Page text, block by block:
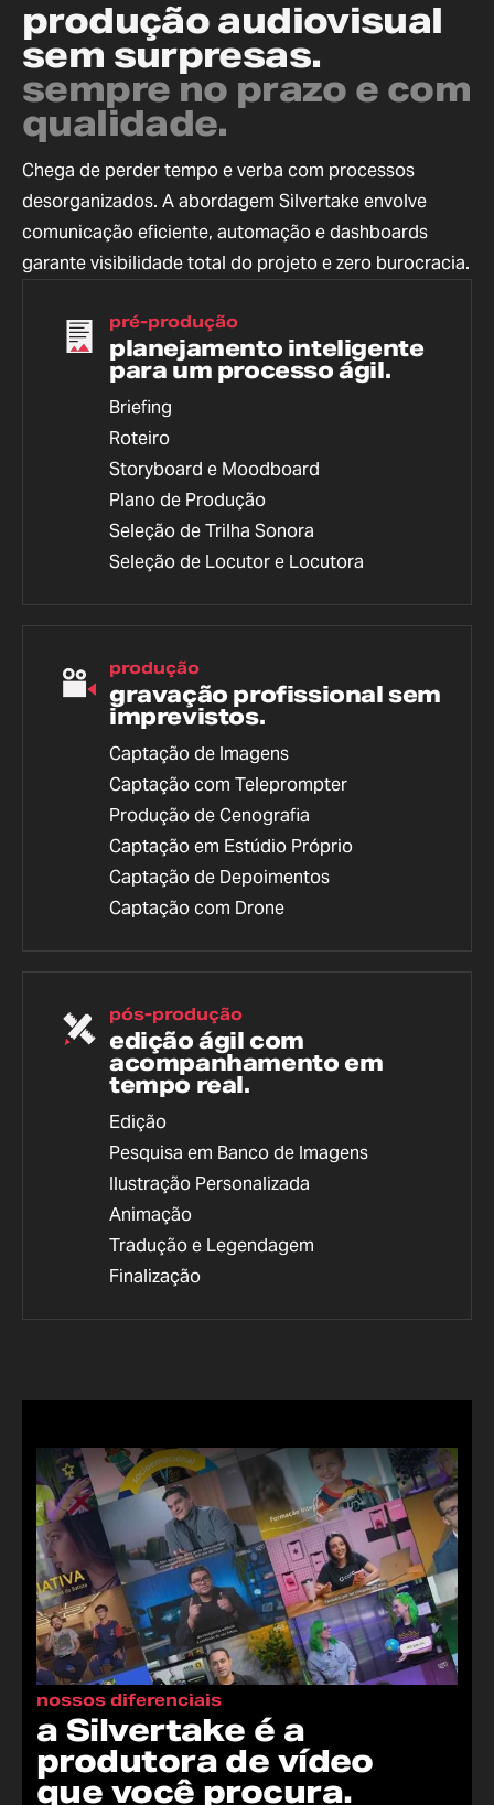
produção audiovisual
sem surpresas.
sempre no prazo e com
qualidade.
Chega de perder tempo e verba com processos
desorganizados. A abordagem Silvertake envolve
comunicação eficiente, automação e dashboards
garante visibilidade total do projeto e zero burocracia.
pré-produção
planejamento inteligente
para um processo ágil.
Briefing
Roteiro
Storyboard e Moodboard
Plano de Produção
Seleção de Trilha Sonora
Seleção de Locutor e Locutora
produção
gravação profissional sem
imprevistos.
Captação de Imagens
Captação com Teleprompter
Produção de Cenografia
Captação em Estúdio Próprio
Captação de Depoimentos
Captação com Drone
pós-produção
edição ágil com
acompanhamento em
tempo real.
Edição
Pesquisa em Banco de Imagens
Ilustração Personalizada
Animação
Tradução e Legendagem
Finalização
nossos diferenciais
a Silvertake é a
produtora de vídeo
que você procura.